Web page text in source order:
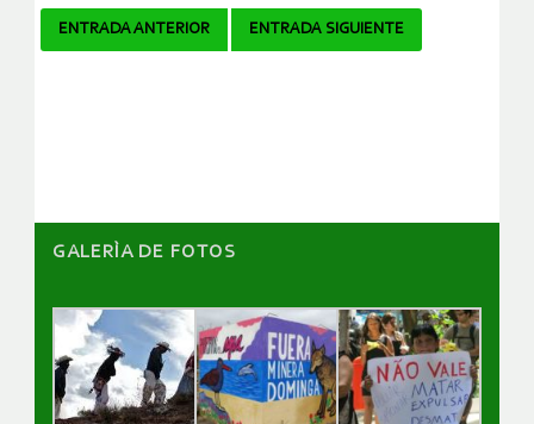
Navegador
ENTRADA ANTERIOR ENTRADA SIGUIENTE
GALERÌA DE FOTOS